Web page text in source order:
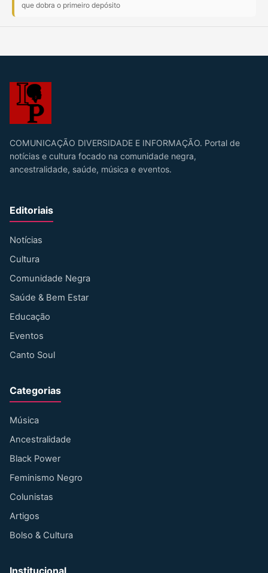
que dobra o primeiro depósito
COMUNICAÇÃO DIVERSIDADE E INFORMAÇÃO. Portal de
notícias e cultura focado na comunidade negra,
ancestralidade, saúde, música e eventos.
Editoriais
Notícias
Cultura
Comunidade Negra
Saúde & Bem Estar
Educação
Eventos
Canto Soul
Categorias
Música
Ancestralidade
Black Power
Feminismo Negro
Colunistas
Artigos
Bolso & Cultura